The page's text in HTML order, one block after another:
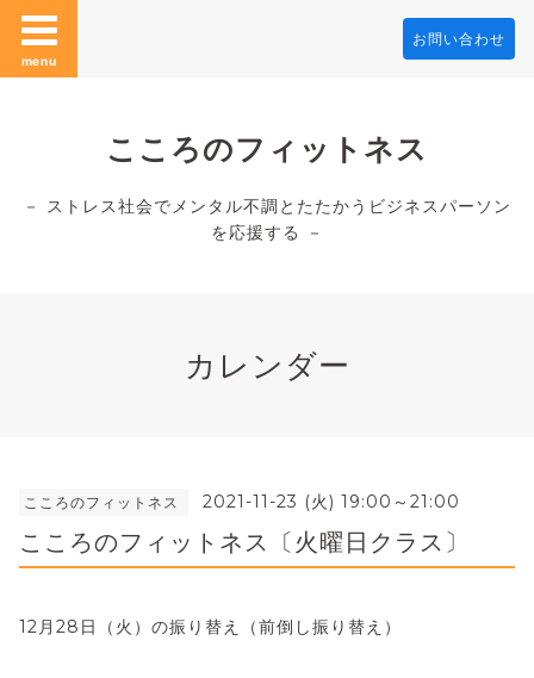
menu
お問い合わせ
こころのフィットネス
－ ストレス社会でメンタル不調とたたかうビジネスパーソン
を応援する －
カレンダー
こころのフィットネス 2021-11-23 (火) 19:00～21:00
こころのフィットネス〔火曜日クラス〕
12月28日（火）の振り替え（前倒し振り替え）